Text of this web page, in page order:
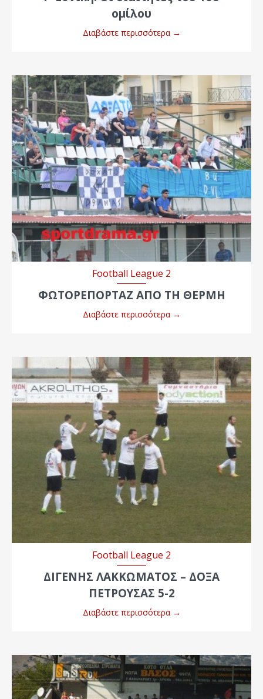
ομίλου
Διαβάστε περισσότερα →
Football League 2
ΦΩΤΟΡΕΠΟΡΤΑΖ ΑΠΟ ΤΗ ΘΕΡΜΗ
Διαβάστε περισσότερα →
Football League 2
ΔΙΓΕΝΗΣ ΛΑΚΚΩΜΑΤΟΣ – ΔΟΞΑ
ΠΕΤΡΟΥΣΑΣ 5-2
Διαβάστε περισσότερα →